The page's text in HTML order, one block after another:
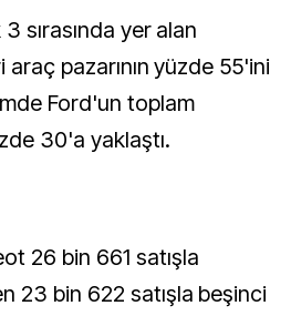
sırasında yer alan
pazarının yüzde 55'ini
Ford'un toplam
30'a yaklaştı.
26 bin 661 satışla
23 bin 622 satışla beşinci